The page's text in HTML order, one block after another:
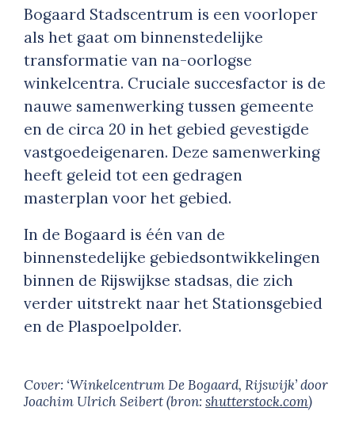
Bogaard Stadscentrum is een voorloper
als het gaat om binnenstedelijke
transformatie van na-oorlogse
winkelcentra. Cruciale succesfactor is de
nauwe samenwerking tussen gemeente
en de circa 20 in het gebied gevestigde
vastgoedeigenaren. Deze samenwerking
heeft geleid tot een gedragen
masterplan voor het gebied.
In de Bogaard is één van de
binnenstedelijke gebiedsontwikkelingen
binnen de Rijswijkse stadsas, die zich
verder uitstrekt naar het Stationsgebied
en de Plaspoelpolder.
Cover: ‘Winkelcentrum De Bogaard, Rijswijk’door
Joachim Ulrich Seibert(bron:shutterstock.com)